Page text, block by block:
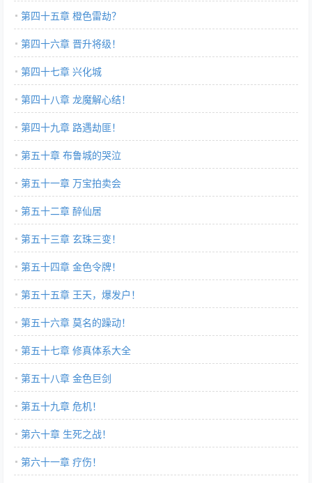
第四十五章 橙色雷劫？
第四十六章 晋升将级！
第四十七章 兴化城
第四十八章 龙魔解心结！
第四十九章 路遇劫匪！
第五十章 布鲁城的哭泣
第五十一章 万宝拍卖会
第五十二章 醉仙居
第五十三章 玄珠三变！
第五十四章 金色令牌！
第五十五章 王天，爆发户！
第五十六章 莫名的躁动！
第五十七章 修真体系大全
第五十八章 金色巨剑
第五十九章 危机！
第六十章 生死之战！
第六十一章 疗伤！